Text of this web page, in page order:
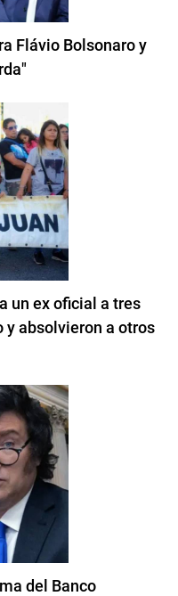
Flávio Bolsonaro y
un ex oficial a tres
y absolvieron a otros
del Banco